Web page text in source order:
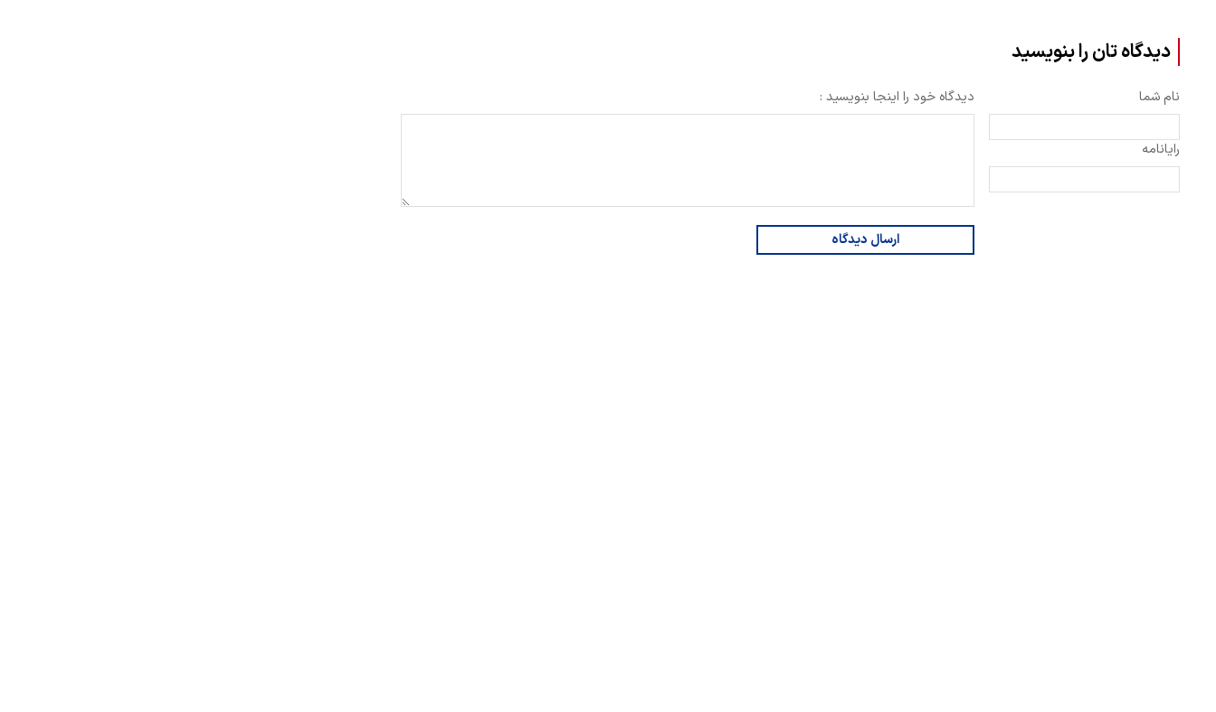
دیدگاه تان را بنویسید
نام شما
رایانامه
دیدگاه خود را اینجا بنویسید :
ارسال دیدگاه